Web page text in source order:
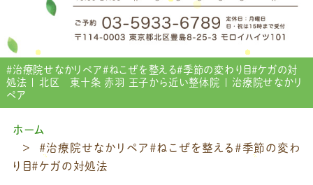
＃治療院せなかリペア＃ねこぜを整える＃季節の変わり目＃ケガの対
処法 | 北区 東十条 赤羽 王子から近い整体院 | 治療院せなかリ
ペア
ホーム
＃治療院せなかリペア＃ねこぜを整える＃季節の変わ
り目＃ケガの対処法